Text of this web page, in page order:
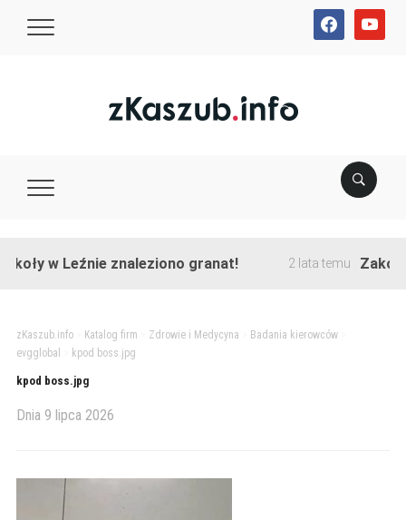
facebookyoutube
w Leźnie znaleziono granat! 2 lata temu
zKaszub.info> Katalog firm Zdrowie i Medycyna Badania kierowców>
evgglobal
kpod boss.jpg
kpod boss.jpg
Dnia 9 lipca 2026